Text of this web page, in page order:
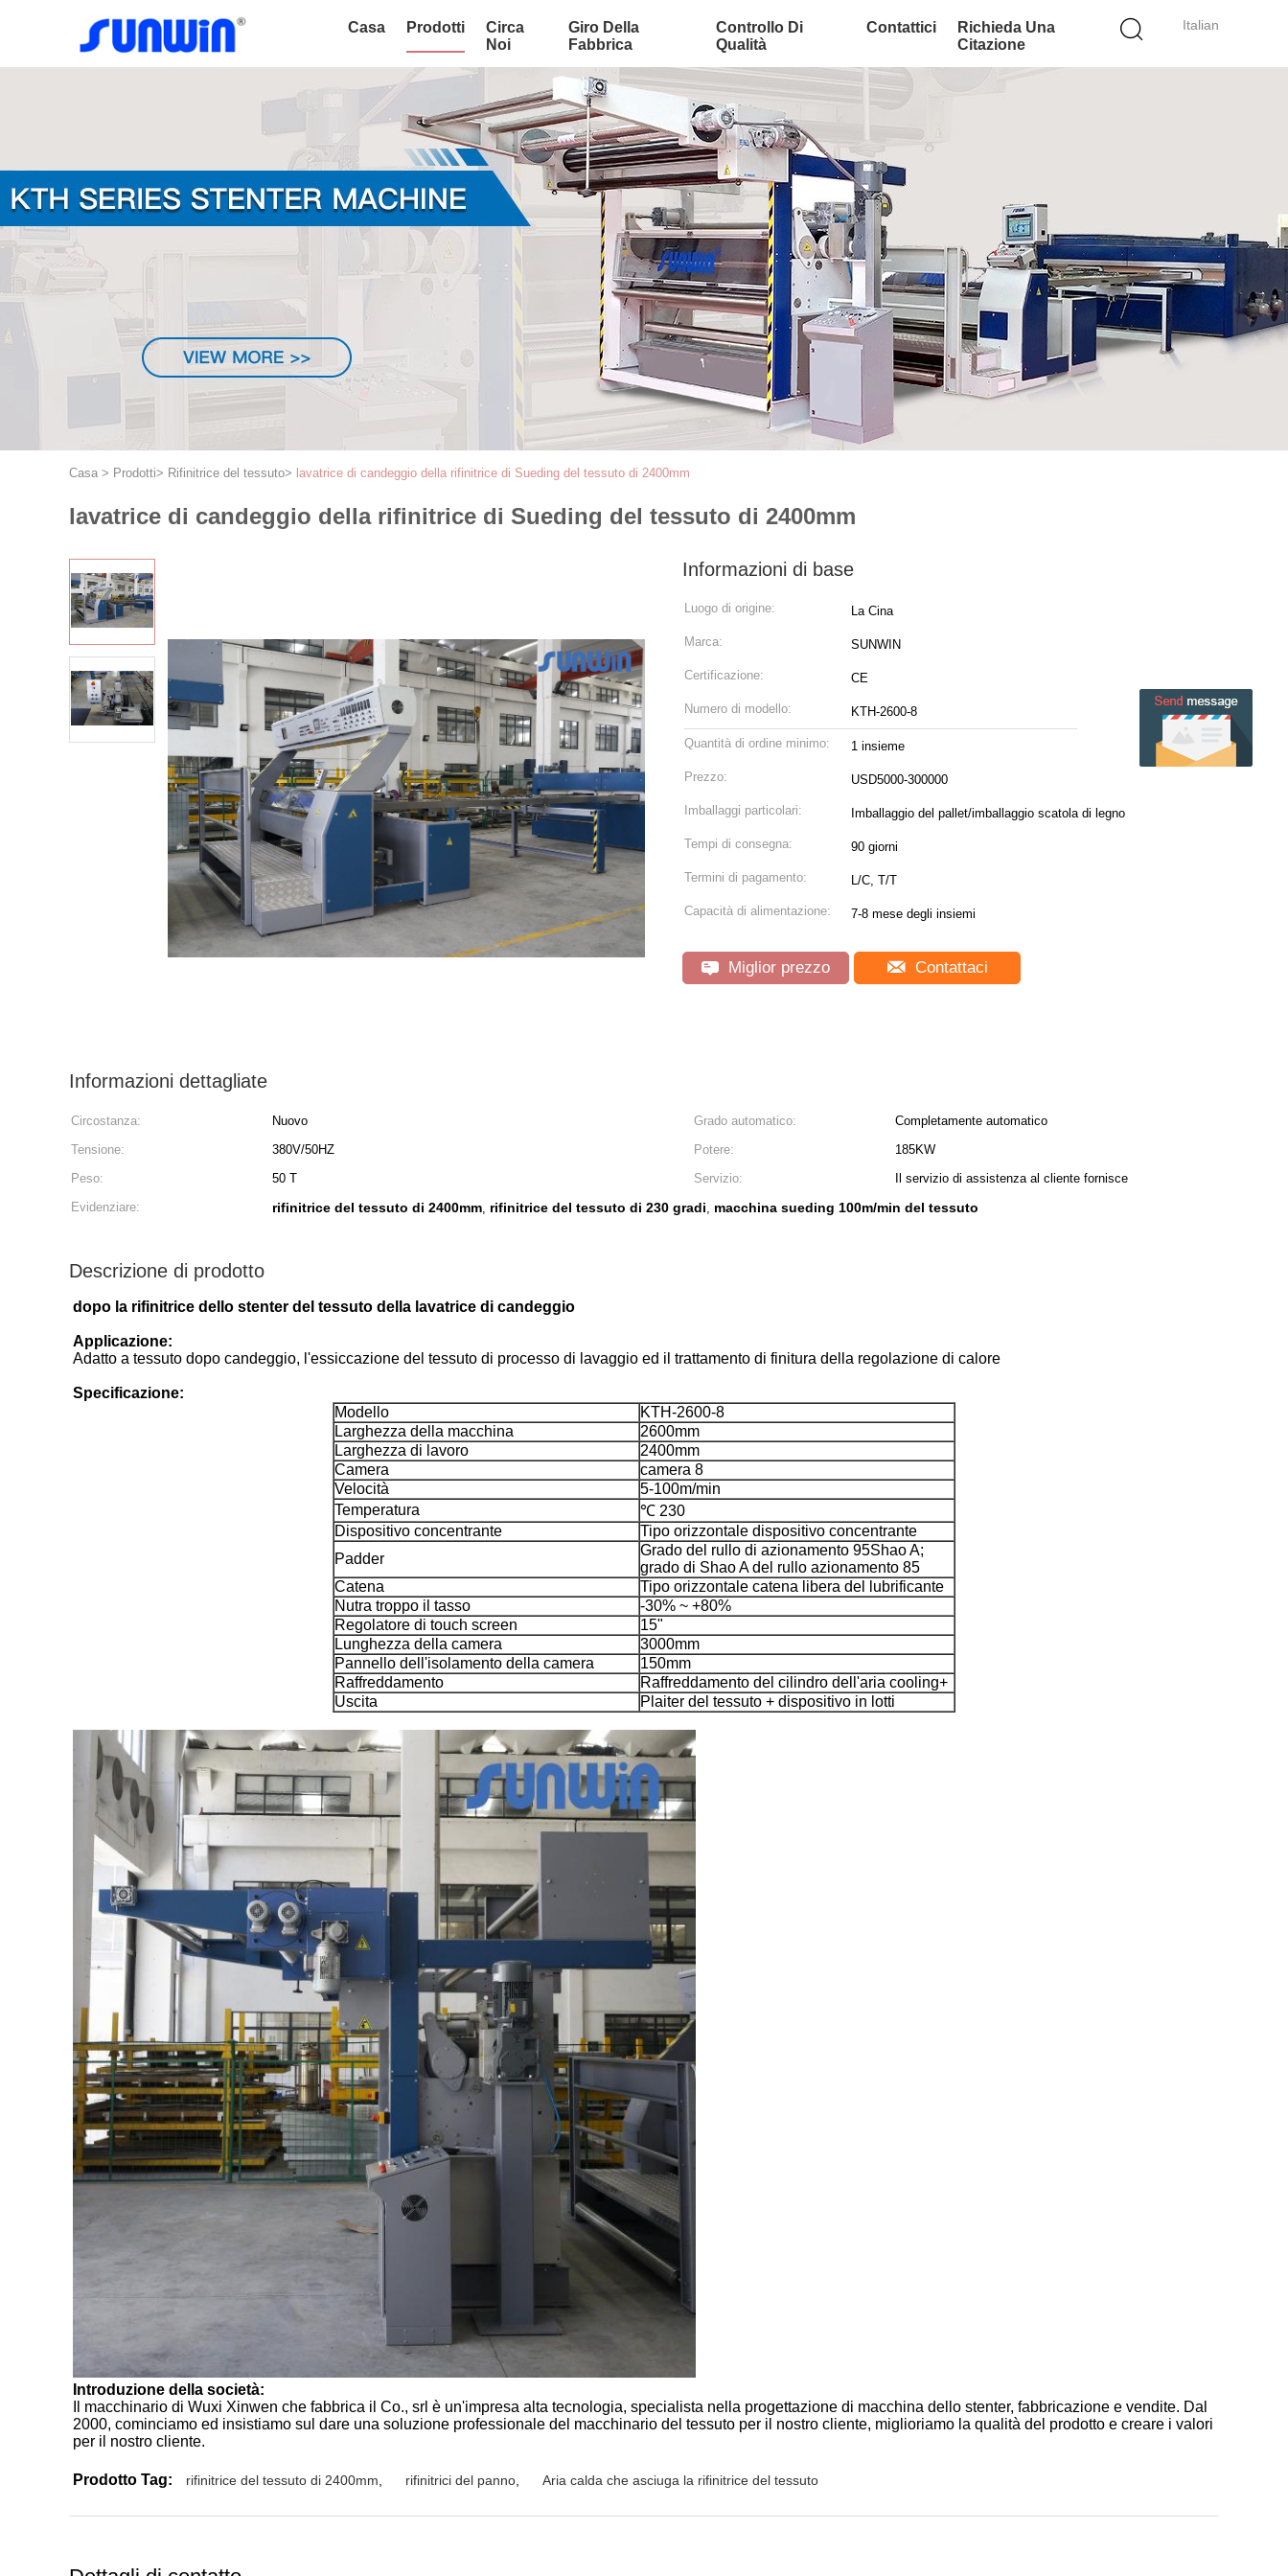
Italian
Casa Prodotti
Circa
Noi
Giro Della
Fabbrica
Controllo Di
Qualità
Contattici
Richieda Una
Citazione
Casa > Prodotti> Rifinitrice del tessuto> lavatrice di candeggio della rifinitrice di Sueding del tessuto di 2400mm
lavatrice di candeggio della rifinitrice di Sueding del tessuto di 2400mm
Informazioni di base
Luogo di origine: La Cina
Marca: SUNWIN
Certificazione: CE
Numero di modello: KTH-2600-8
Quantità di ordine minimo: 1 insieme
Prezzo: USD5000-300000
Imballaggi particolari: Imballaggio del pallet/imballaggio scatola di legno
Tempi di consegna: 90 giorni
Termini di pagamento: L/C, T/T
Capacità di alimentazione: 7-8 mese degli insiemi
Miglior prezzo Contattaci
Informazioni dettagliate
Circostanza: Nuovo Grado automatico:
Completamente automatico
Tensione:
380V/50HZ Potere:
185KW
Peso:
50 T Servizio:
Il servizio di assistenza al cliente fornisce
Evidenziare:
rifinitrice del tessuto di 2400mm, rifinitrice del tessuto di 230 gradi, macchina sueding 100m/min del tessuto
Descrizione di prodotto
dopo la rifinitrice dello stenter del tessuto della lavatrice di candeggio
Applicazione:
Adatto a tessuto dopo candeggio, l'essiccazione del tessuto di processo di lavaggio ed il trattamento di finitura della regolazione di calore
Specificazione:
Modello
KTH-2600-8
Larghezza della macchina
2600mm
Larghezza di lavoro
2400mm
Camera
camera 8
Velocità
5-100m/min
Temperatura
℃ 230
Dispositivo concentrante
Tipo orizzontale dispositivo concentrante
Padder
Grado del rullo di azionamento 95Shao A;
grado di Shao A del rullo azionamento 85
Catena
Tipo orizzontale catena libera del lubrificante
Nutra troppo il tasso
-30% ~ +80%
Regolatore di touch screen
15"
Lunghezza della camera
3000mm
Pannello dell'isolamento della camera
150mm
Raffreddamento
Raffreddamento del cilindro dell'aria cooling+
Uscita
Plaiter del tessuto + dispositivo in lotti
Introduzione della società:
Il macchinario di Wuxi Xinwen che fabbrica il Co., srl è un'impresa alta tecnologia, specialista nella progettazione di macchina dello stenter, fabbricazione e vendite. Dal
2000, cominciamo ed insistiamo sul dare una soluzione professionale del macchinario del tessuto per il nostro cliente, miglioriamo la qualità del prodotto e creare i valori
per il nostro cliente.
Prodotto Tag: rifinitrice del tessuto di 2400mm rifinitrici del panno Aria calda che asciuga la rifinitrice del tessuto